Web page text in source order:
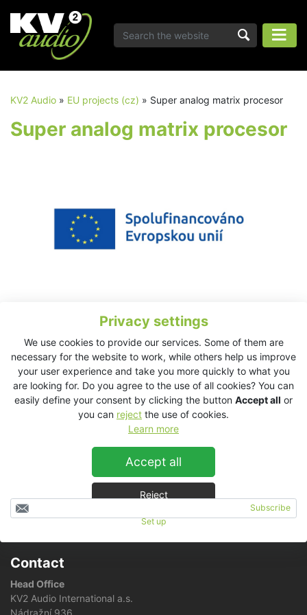
Privacy settings
We use cookies to provide our services. Some of them are
necessary for the website to work, while others help us improve
your user experience and take you more quickly to what you
are looking for. Do you agree to the use of all cookies? You can
easily define your consent by clicking the button Accept all or
you can reject the use of cookies.
Learn more
Accept all
Reject
Set up
KV2 Audio » EU projects (cz) » Super analog matrix procesor
Super analog matrix procesor
Předmětem projektu je vývoj nového variabilního analogového
digitálně ovládaného zvukového matrix procesoru, který bude
především vynikat zvukovou kvalitou, vysokým rozlišením a
nízkým zkreslením. Hlavní cíl a výsledek projektu: Prototyp
nového produktu „Digitálně ovládaný analogový matrix
procesor“ (Super Analog Matrix Procesor).
Na realizaci projektu je poskytována finanční podpora
Subscribe
Contact
Head Office
KV2 Audio International a.s.
Nádražní 936